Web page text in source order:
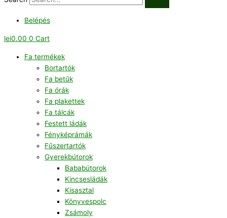
Belépés
lei0.00 0 Cart
Fa termékek
Bortartók
Fa betűk
Fa órák
Fa plakettek
Fa tálcák
Festett ládák
Fényképrámák
Fűszertartók
Gyerekbútorok
Bababútorok
Kincsesládák
Kisasztal
Könyvespolc
Zsámoly